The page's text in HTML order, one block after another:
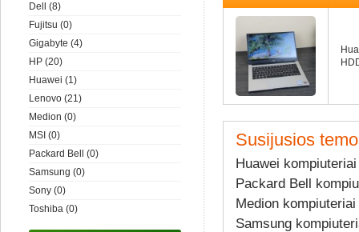
Dell
(8)
Fujitsu (0)
Gigabyte (4)
HP (20)
Huawei (1)
Lenovo (21)
Medion (0)
MSI (0)
Packard Bell
(0)
Samsung (0)
Sony (0)
Toshiba (0)
Susijusios
Huawei kompiuteriai
Packard Bell
Medion kompiuteriai
Samsung